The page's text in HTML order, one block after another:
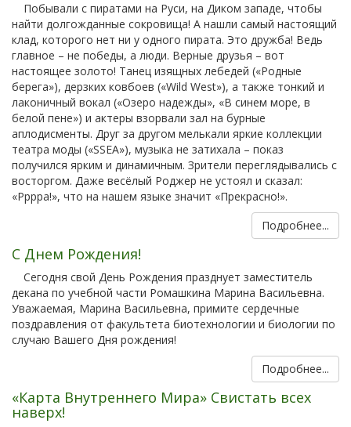
Побывали с пиратами на Руси, на Диком западе, чтобы
найти долгожданные сокровища! А нашли самый настоящий
клад, которого нет ни у одного пирата. Это дружба! Ведь
главное – не победы, а люди. Верные друзья – вот
настоящее золото! Танец изящных лебедей («Родные
берега»), дерзких ковбоев («Wild West»), а также тонкий и
лаконичный вокал («Озеро надежды», «В синем море, в
белой пене») и актеры взорвали зал на бурные
аплодисменты. Друг за другом мелькали яркие коллекции
театра моды («SSEA»), музыка не затихала – показ
получился ярким и динамичным. Зрители переглядывались с
восторгом. Даже весёлый Роджер не устоял и сказал:
«Рррра!», что на нашем языке значит «Прекрасно!».
Подробнее...
С Днем Рождения!
Сегодня свой День Рождения празднует заместитель
декана по учебной части Ромашкина Марина Васильевна.
Уважаемая, Марина Васильевна, примите сердечные
поздравления от факультета биотехнологии и биологии по
случаю Вашего Дня рождения!
Подробнее...
«Карта Внутреннего Мира» Свистать всех
наверх!